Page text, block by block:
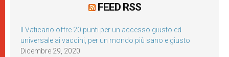
FEED RSS
Il Vaticano offre 20 punti per un accesso giusto ed
universale ai vaccini, per un mondo più sano e giusto
Dicembre 29, 2020